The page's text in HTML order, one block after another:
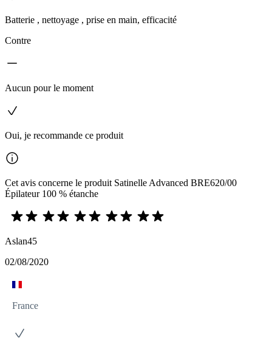
Batterie , nettoyage , prise en main, efficacité
Contre
Aucun pour le moment
Oui, je recommande ce produit
Cet avis concerne le produit Satinelle Advanced BRE620/00
Épilateur 100 % étanche
Aslan45
02/08/2020
France